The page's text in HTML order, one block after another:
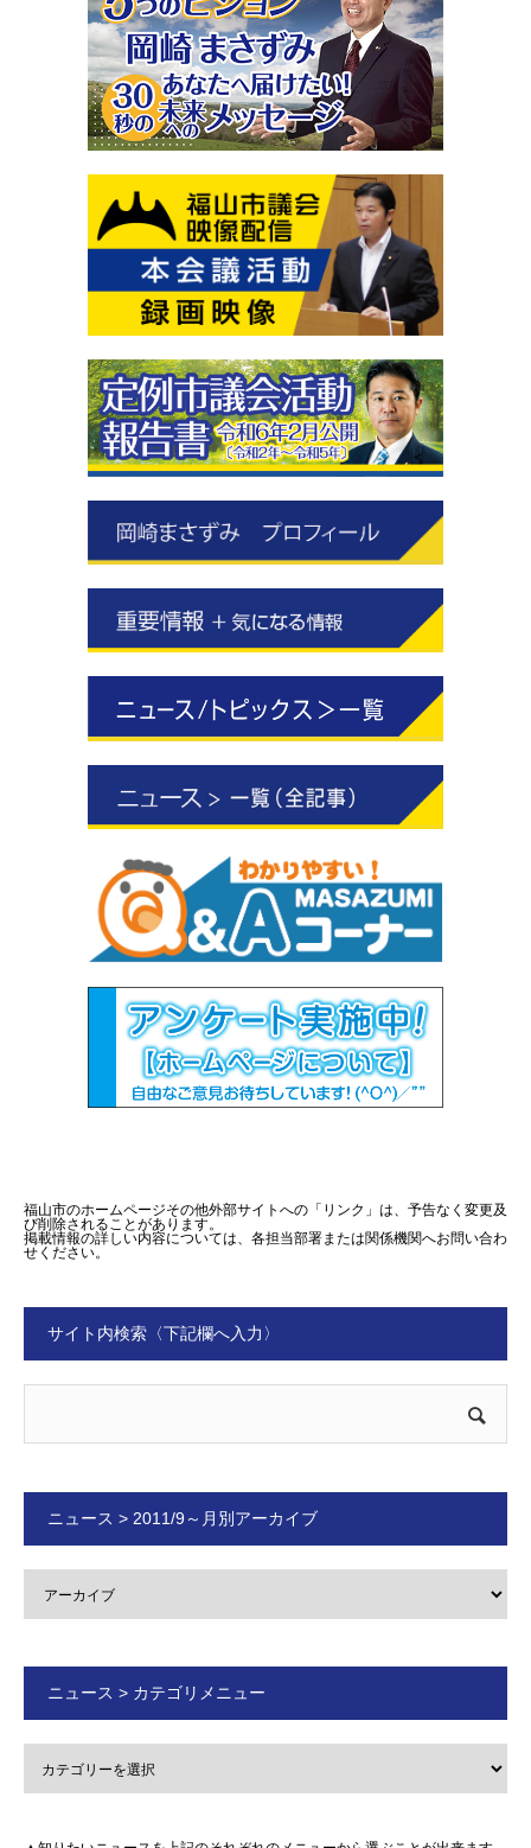
福山市のホームページその他外部サイトへの「リンク」は、予告なく変更及
び削除されることがあります。
掲載情報の詳しい内容については、各担当部署または関係機関へお問い合わ
せください。
サイト内検索〈下記欄へ入力〉
ニュース > 2011/9～月別アーカイブ
ニュース > カテゴリメニュー